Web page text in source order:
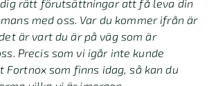
rätt förutsättningar att få leva din
med oss. Var du kommer ifrån är
är vart du är på väg som är
Precis som vi igår inte kunde
Fortnox som finns idag, så kan du